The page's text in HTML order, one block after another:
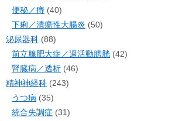
便秘／痔 (40)
下痢／潰瘍性大腸炎 (50)
泌尿器科 (88)
前立腺肥大症／過活動膀胱 (42)
腎臓病／透析 (46)
精神神経科 (243)
うつ病 (35)
統合失調症 (31)